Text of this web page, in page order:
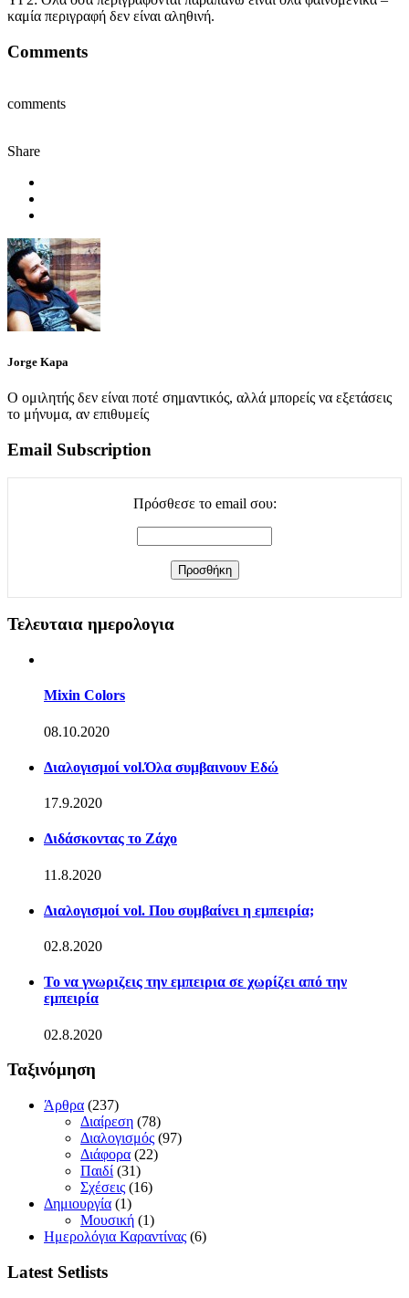
καμία περιγραφή δεν είναι αληθινή.
Comments
comments
Share
Jorge Kapa
Ο ομιλητής δεν είναι ποτέ σημαντικός, αλλά μπορείς να εξετάσεις
το μήνυμα, αν επιθυμείς
Email Subscription
Πρόσθεσε το email σου:
Τελευταια ημερολογια
Mixin Colors
08.10.2020
Διαλογισμοί vol.Όλα συμβαινουν Εδώ
17.9.2020
Διδάσκοντας το Ζάχο
11.8.2020
Διαλογισμοί vol. Που συμβαίνει η εμπειρία;
02.8.2020
Το να γνωριζεις την εμπειρια σε χωρίζει από την
εμπειρία
02.8.2020
Ταξινόμηση
Άρθρα (237)
Διαίρεση (78)
Διαλογισμός (97)
Διάφορα (22)
Παιδί (31)
Σχέσεις (16)
Δημιουργία (1)
Μουσική (1)
Ημερολόγια Καραντίνας (6)
Latest Setlists